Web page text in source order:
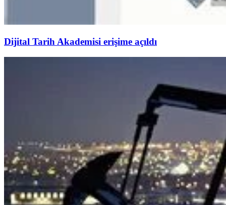
Dijital Tarih Akademisi erişime açıldı